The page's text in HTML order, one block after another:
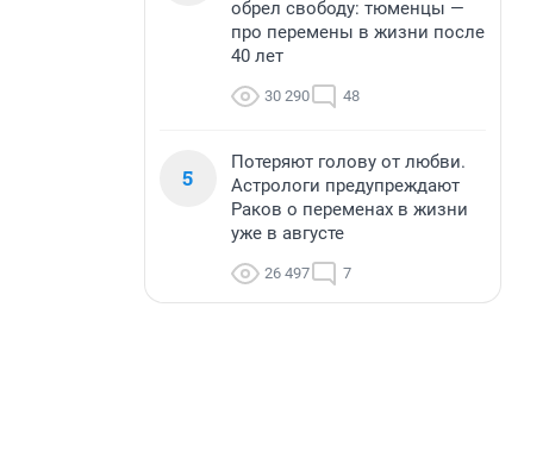
обрел свободу: тюменцы —
про перемены в жизни после
40 лет
30 290 48
5
Потеряют голову от любви.
Астрологи предупреждают
Раков о переменах в жизни
уже в августе
26 497 7